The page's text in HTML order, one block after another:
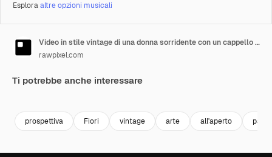
Esploraaltre opzioni musicali
Video in stile vintage di una donna sorridente con un cappello da cowboy a cavallo in un paesaggio panoramico
rawpixel.com
Ti potrebbe anche interessare
prospettiva Fiori vintage arte all'aperto